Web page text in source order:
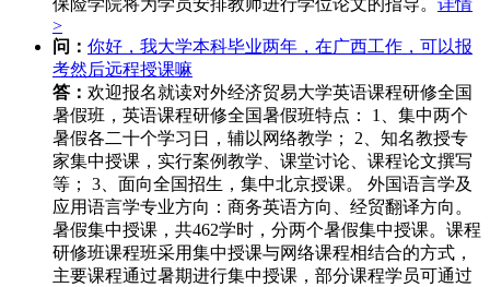
保险学院将为学员安排教师进行学位论文的指导。 详情
>
问： 你好，我大学本科毕业两年，在广西工作，可以报
考然后远程授课嘛
答： 欢迎报名就读对外经济贸易大学英语课程研修全国
暑假班，英语课程研修全国暑假班特点： 1、集中两个
暑假各二十个学习日，辅以网络教学； 2、知名教授专
家集中授课，实行案例教学、课堂讨论、课程论文撰写
等； 3、面向全国招生，集中北京授课。 外国语言学及
应用语言学专业方向：商务英语方向、经贸翻译方向。
暑假集中授课，共462学时，分两个暑假集中授课。课程
研修班课程班采用集中授课与网络课程相结合的方式，
主要课程通过暑期进行集中授课，部分课程学员可通过